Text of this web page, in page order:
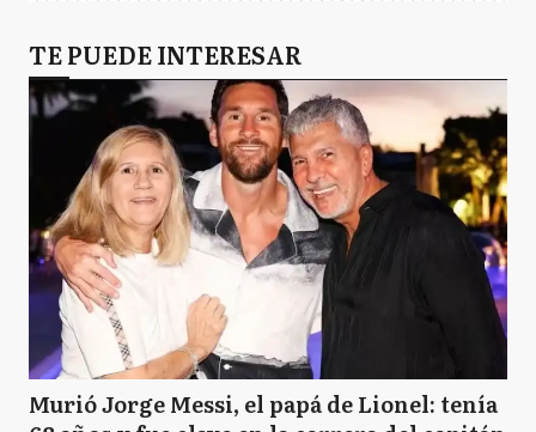
TE PUEDE INTERESAR
Murió Jorge Messi, el papá de Lionel: tenía